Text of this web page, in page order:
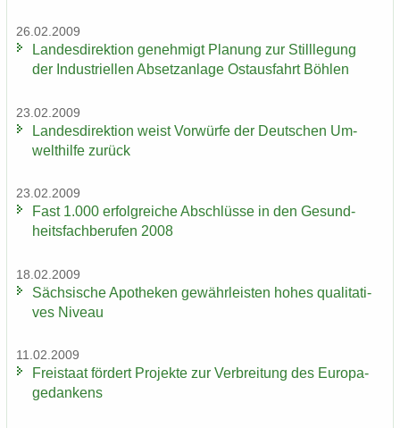
26.02.2009
Lan­des­di­rek­ti­on ge­neh­migt Pla­nung zur Still­le­gung
der In­dus­tri­el­len Ab­setz­an­la­ge Ost­aus­fahrt Böh­len
23.02.2009
Lan­des­di­rek­ti­on weist Vor­wür­fe der Deut­schen Um­
welt­hil­fe zu­rück
23.02.2009
Fast 1.000 er­folg­rei­che Ab­schlüs­se in den Ge­sund­
heits­fach­be­ru­fen 2008
18.02.2009
Säch­si­sche Apo­the­ken ge­währ­leis­ten hohes qua­li­ta­ti­
ves Ni­veau
11.02.2009
Frei­staat för­dert Pro­jek­te zur Ver­brei­tung des Eu­ro­pa­
ge­dan­kens